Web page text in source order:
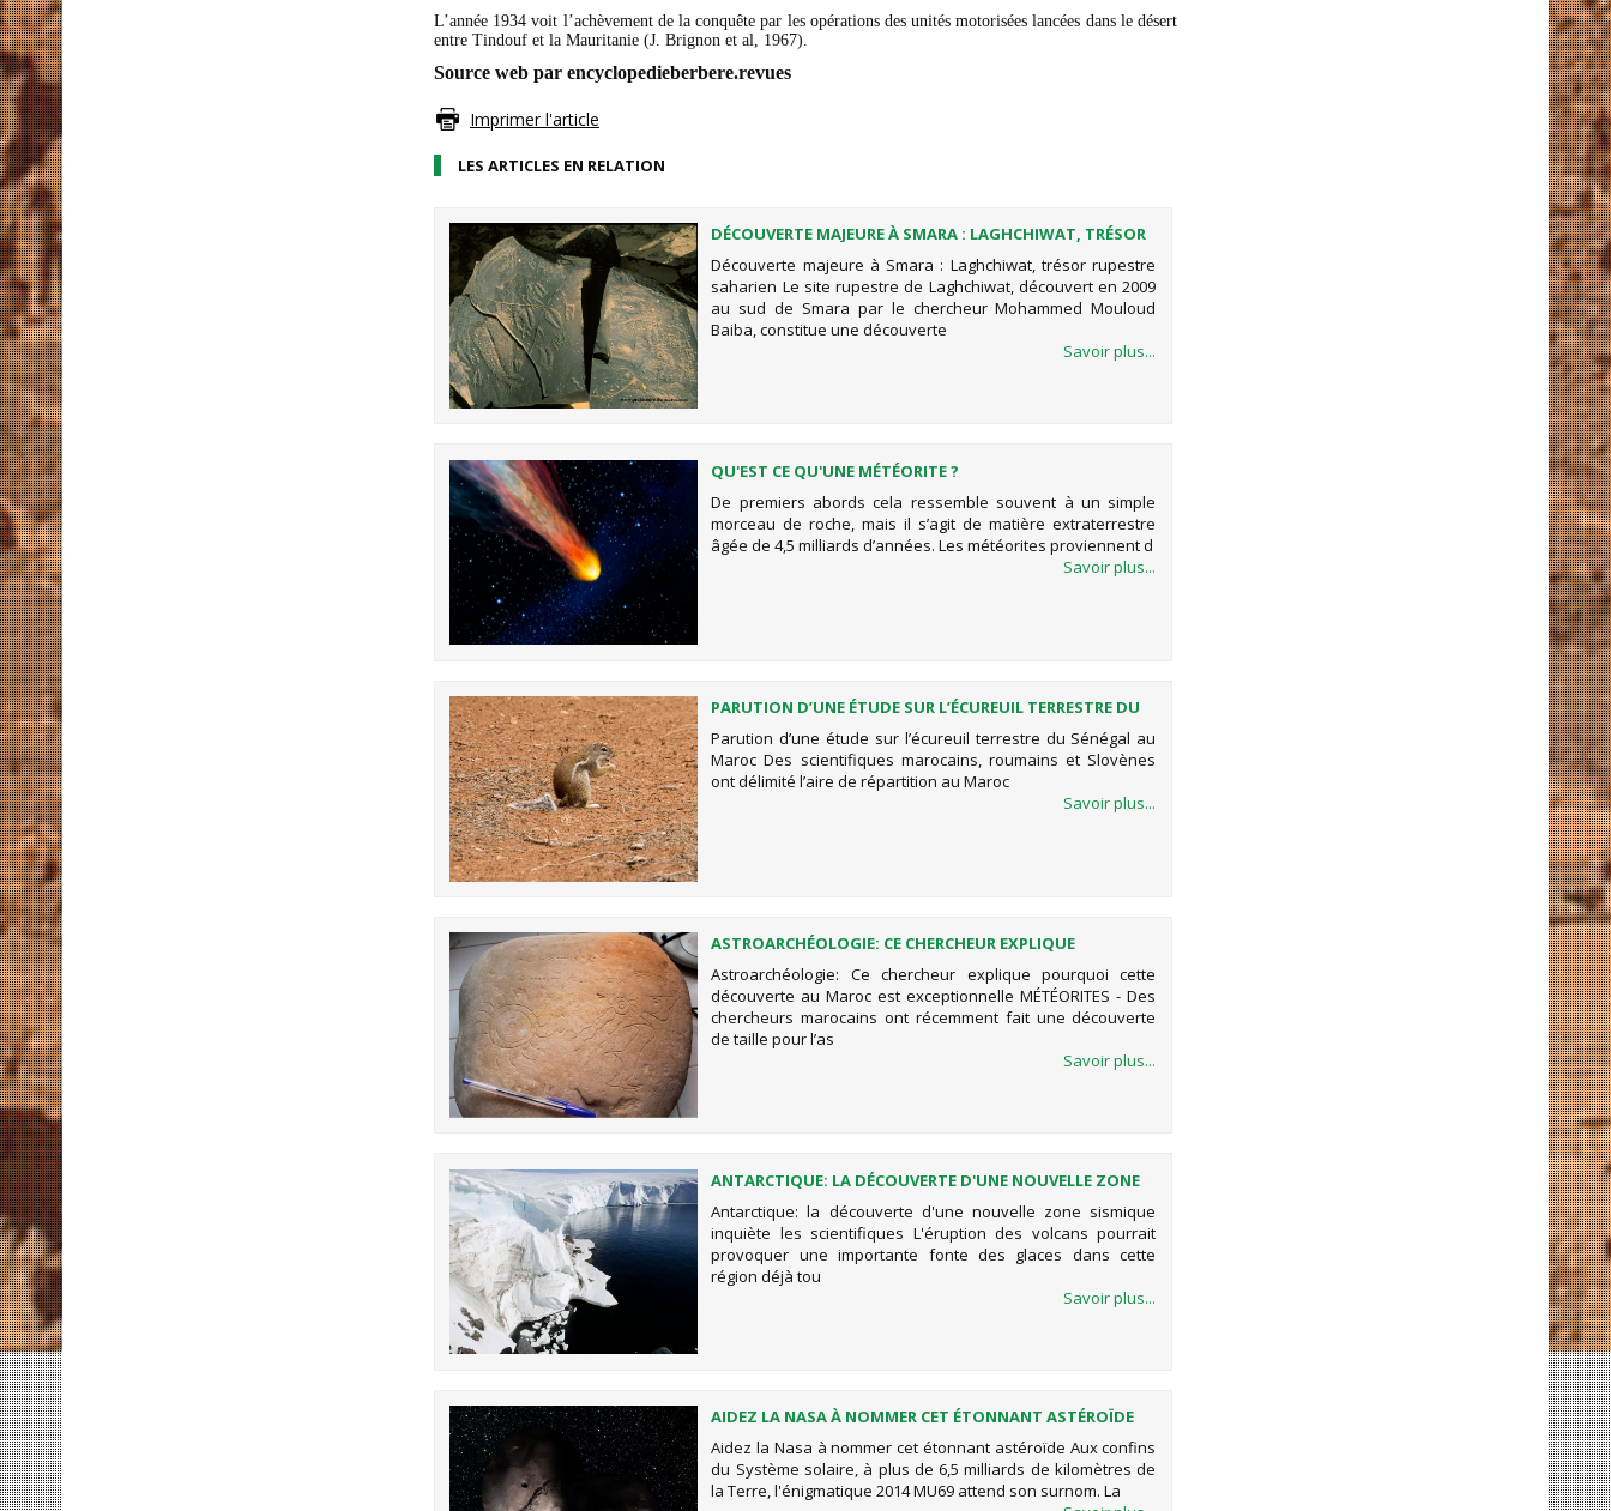
L’année 1934 voit l’achèvement de la conquête par les opérations des unités motorisées lancées dans le désert
entre Tindouf et la Mauritanie (J. Brignon et al, 1967).
Source web par encyclopedieberbere.revues
Imprimer l'article
LES ARTICLES EN RELATION
DÉCOUVERTE MAJEURE À SMARA : LAGHCHIWAT, TRÉSOR
RUPESTRE SAHARIEN
Découverte majeure à Smara : Laghchiwat, trésor rupestre
saharien Le site rupestre de Laghchiwat, découvert en 2009
au sud de Smara par le chercheur Mohammed Mouloud
Baiba, constitue une découverte
Savoir plus...
QU'EST CE QU'UNE MÉTÉORITE ?
De premiers abords cela ressemble souvent à un simple
morceau de roche, mais il s’agit de matière extraterrestre
âgée de 4,5 milliards d’années. Les météorites proviennent d
Savoir plus...
PARUTION D’UNE ÉTUDE SUR L’ÉCUREUIL TERRESTRE DU
SÉNÉGAL AU MAROC
Parution d’une étude sur l’écureuil terrestre du Sénégal au
Maroc Des scientifiques marocains, roumains et Slovènes
ont délimité l’aire de répartition au Maroc
Savoir plus...
ASTROARCHÉOLOGIE: CE CHERCHEUR EXPLIQUE
POURQUOI CETTE DÉCOUVERTE AU MAROC EST
EXCEPTIONNELLE
Astroarchéologie: Ce chercheur explique pourquoi cette
découverte au Maroc est exceptionnelle MÉTÉORITES - Des
chercheurs marocains ont récemment fait une découverte
de taille pour l’as
Savoir plus...
ANTARCTIQUE: LA DÉCOUVERTE D'UNE NOUVELLE ZONE
SISMIQUE INQUIÈTE LES SCIENTIFIQUES
Antarctique: la découverte d'une nouvelle zone sismique
inquiète les scientifiques L'éruption des volcans pourrait
provoquer une importante fonte des glaces dans cette
région déjà tou
Savoir plus...
AIDEZ LA NASA À NOMMER CET ÉTONNANT ASTÉROÏDE
Aidez la Nasa à nommer cet étonnant astéroïde Aux confins
du Système solaire, à plus de 6,5 milliards de kilomètres de
la Terre, l'énigmatique 2014 MU69 attend son surnom. La